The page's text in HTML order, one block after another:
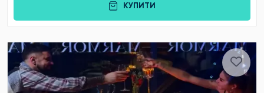
КУПИТИ